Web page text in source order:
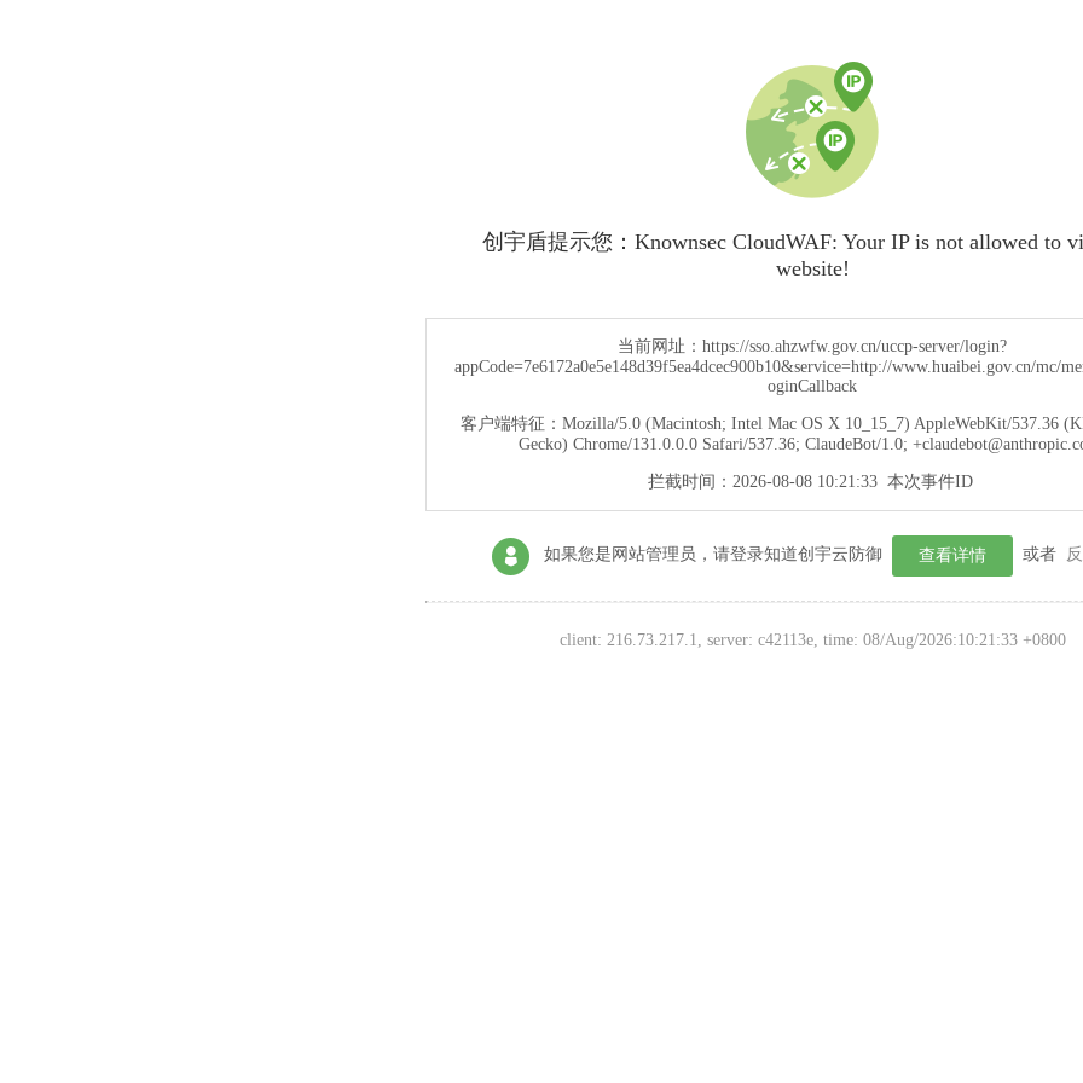
创宇盾提示您：Knownsec CloudWAF: Your IP is not allowed to
website!
当前网址： https://sso.ahzwfw.gov.cn/uccp-server/login?
appCode=7e6172a0e5e148d39f5ea4dcec900b10&service=http://www.huaibei.gov.cn/mc/
oginCallback
客户端特征： Mozilla/5.0 (Macintosh; Intel Mac OS X 10_15_7) AppleWebKit/537.36
Gecko) Chrome/131.0.0.0 Safari/537.36; ClaudeBot/1.0;
拦截时间： 2026-08-08 10:21:33本次事件ID
如果您是网站管理员，请登录知道创宇云防御 查看详情 或者
client: 216.73.217.1, server: c42113e, time: 08/Aug/2026:10:21:33 +0800